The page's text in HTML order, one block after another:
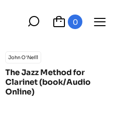
0
John O'Neill
The Jazz Method for
Clarinet (book/Audio
Online)